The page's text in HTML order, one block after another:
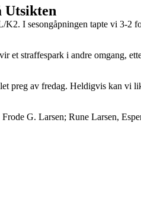
Utsikten
I sesongåpningen tapte vi 3-2
et straffespark i andre omgang,
preg av fredag. Heldigvis kan vi
G. Larsen; Rune Larsen,